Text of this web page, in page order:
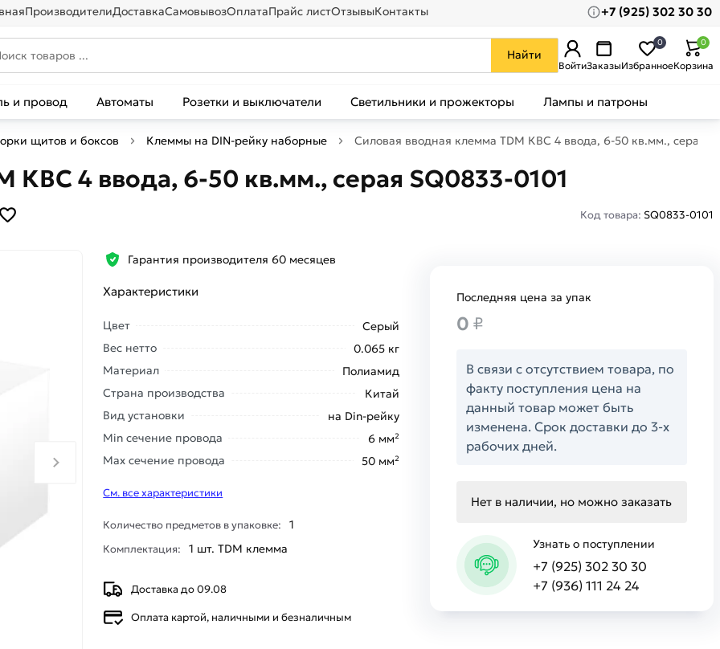
ПроизводителиДоставкаСамовывозОплатаПрайс листОтзывыКонтакты +7 (925) 302 30 30
Найти
ВойтиЗаказыИзбранное
0
Корзина
0
и провод Автоматы Розетки и выключатели Светильники и прожекторы Лампы и патроны
щитов и боксов Клеммы на DIN-рейку наборные Силовая вводная клемма TDM КВС 4 ввода, 6-50 кв.мм., серая
КВС 4 ввода, 6-50 кв.мм., серая SQ0833-0101
Код товара: SQ0833-0101
Гарантия производителя 60 месяцев
Характеристики
Цвет
Серый
Вес нетто
0.065 кг
Материал
Полиамид
Страна производства
Китай
Вид установки
на Din-рейку
Min сечение провода
6 мм²
Max сечение провода
50 мм²
См. все характеристики
Количество предметов в упаковке: 1
Комплектация: 1 шт. TDM клемма
Доставка до 09.08
Оплата картой, наличными и безналичным
Последняя цена за упак
0 ₽
В связи с отсутствием товара, по
факту поступления цена на
данный товар может быть
изменена. Срок доставки до 3-х
рабочих дней.
Нет в наличии, но можно заказать
Узнать о поступлении
+7 (925) 302 30 30
+7 (936) 111 24 24